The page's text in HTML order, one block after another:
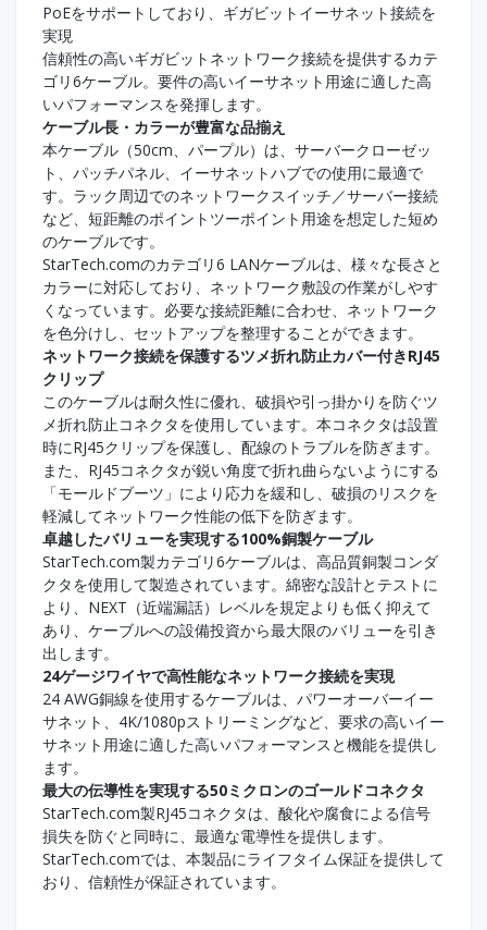
PoEをサポートしており、ギガビットイーサネット接続を
実現
信頼性の高いギガビットネットワーク接続を提供するカテ
ゴリ6ケーブル。要件の高いイーサネット用途に適した高
いパフォーマンスを発揮します。
ケーブル長・カラーが豊富な品揃え
本ケーブル（50cm、パープル）は、サーバークローゼッ
ト、パッチパネル、イーサネットハブでの使用に最適で
す。ラック周辺でのネットワークスイッチ／サーバー接続
など、短距離のポイントツーポイント用途を想定した短め
のケーブルです。
StarTech.comのカテゴリ6 LANケーブルは、様々な長さと
カラーに対応しており、ネットワーク敷設の作業がしやす
くなっています。必要な接続距離に合わせ、ネットワーク
を色分けし、セットアップを整理することができます。
ネットワーク接続を保護するツメ折れ防止カバー付きRJ45
クリップ
このケーブルは耐久性に優れ、破損や引っ掛かりを防ぐツ
メ折れ防止コネクタを使用しています。本コネクタは設置
時にRJ45クリップを保護し、配線のトラブルを防ぎます。
また、RJ45コネクタが鋭い角度で折れ曲らないようにする
「モールドブーツ」により応力を緩和し、破損のリスクを
軽減してネットワーク性能の低下を防ぎます。
卓越したバリューを実現する100%銅製ケーブル
StarTech.com製カテゴリ6ケーブルは、高品質銅製コンダ
クタを使用して製造されています。綿密な設計とテストに
より、NEXT（近端漏話）レベルを規定よりも低く抑えて
あり、ケーブルへの設備投資から最大限のバリューを引き
出します。
24ゲージワイヤで高性能なネットワーク接続を実現
24 AWG銅線を使用するケーブルは、パワーオーバーイー
サネット、4K/1080pストリーミングなど、要求の高いイー
サネット用途に適した高いパフォーマンスと機能を提供し
ます。
最大の伝導性を実現する50ミクロンのゴールドコネクタ
StarTech.com製RJ45コネクタは、酸化や腐食による信号
損失を防ぐと同時に、最適な電導性を提供します。
StarTech.comでは、本製品にライフタイム保証を提供して
おり、信頼性が保証されています。